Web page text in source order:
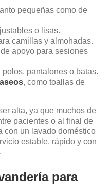
pequeñas como de
o lisas.
camillas y almohadas.
apoyo para sesiones
polos, pantalones o batas.
, como toallas de
alta, ya que muchos de
pacientes o al final de
con un lavado doméstico
estable, rápido y con
para